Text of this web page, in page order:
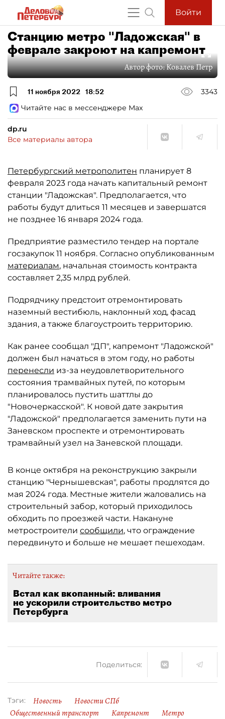
Войти
Станцию метро "Ладожская" в
феврале закроют на капремонт
Автор фото:Ковалев Петр
11 ноября 2022 18:52
3343
Читайте нас в мессенджере Max
dp.ru
Все материалы автора
Петербургский метрополитен планирует 8
февраля 2023 года начать капитальный ремонт
станции "Ладожская". Предполагается, что
работы будут длиться 11 месяцев и завершатся
не позднее 16 января 2024 года.
Предприятие разместило тендер на портале
госзакупок 11 ноября. Согласно опубликованным
материалам, начальная стоимость контракта
составляет 2,35 млрд рублей.
Подрядчику предстоит отремонтировать
наземный вестибюль, наклонный ход, фасад
здания, а также благоустроить территорию.
Как ранее сообщал "ДП", капремонт "Ладожской"
должен был начаться в этом году, но работы
перенесли из-за неудовлетворительного
состояния трамвайных путей, по которым
планировалось пустить шаттлы до
"Новочеркасской". К новой дате закрытия
"Ладожской" предполагается заменить пути на
Заневском проспекте и отремонтировать
трамвайный узел на Заневской площади.
В конце октября на реконструкцию закрыли
станцию "Чернышевская", работы продлятся до
мая 2024 года. Местные жители жаловались на
строительный забор, который приходилось
обходить по проезжей части. Накануне
метростроители сообщили, что ограждение
передвинуто и больше не мешает пешеходам.
Читайте также:
Встал как вкопанный: вливания
не ускорили строительство метро
Петербурга
Поделиться:
Тэги: Новость
Новости СПб
Общественный транспорт
Капремонт
Метро